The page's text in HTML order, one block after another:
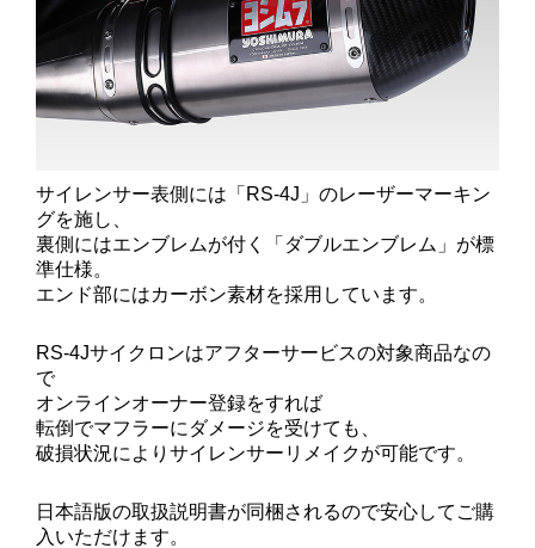
サイレンサー表側には「RS-4J」のレーザーマーキン
グを施し、
裏側にはエンブレムが付く「ダブルエンブレム」が標
準仕様。
エンド部にはカーボン素材を採用しています。
RS-4Jサイクロンはアフターサービスの対象商品なの
で
オンラインオーナー登録をすれば
転倒でマフラーにダメージを受けても、
破損状況によりサイレンサーリメイクが可能です。
日本語版の取扱説明書が同梱されるので安心してご購
入いただけます。